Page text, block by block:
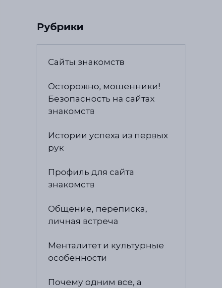
Рубрики
Сайты знакомств
Осторожно, мошенники!
Безопасность на сайтах
знакомств
Истории успеха из первых
рук
Профиль для сайта
знакомств
Общение, переписка,
личная встреча
Менталитет и культурные
особенности
Почему одним все, а